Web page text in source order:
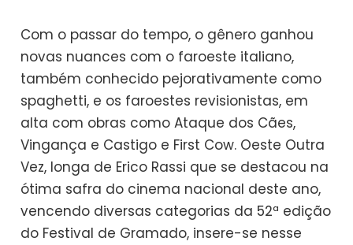
Com o passar do tempo, o gênero ganhou
novas nuances com o faroeste italiano,
também conhecido pejorativamente como
spaghetti, e os faroestes revisionistas, em
alta com obras como Ataque dos Cães,
Vingança e Castigo e First Cow. Oeste Outra
Vez, longa de Erico Rassi que se destacou na
ótima safra do cinema nacional deste ano,
vencendo diversas categorias da 52ª edição
do Festival de Gramado, insere-se nesse